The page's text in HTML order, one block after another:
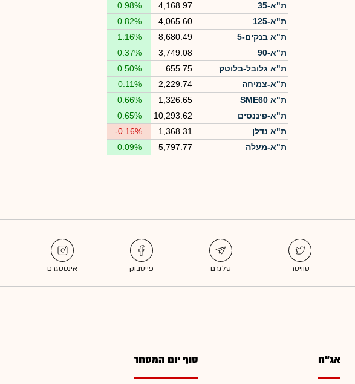
ת"א-35 4,168.97
0.98%
ת"א-125
4,065.60
0.82%
ת"א בנקים-5
8,680.49
1.16%
ת"א-90
3,749.08
0.37%
ת"א גלובל-בלוטק
655.75
0.50%
ת"א-צמיחה
2,229.74
0.11%
ת"א SME60
1,326.65
0.66%
ת"א-פיננסים
10,293.62
0.65%
ת"א נדלן
1,368.31
-0.16%
ת"א-מעלה
5,797.77
0.09%
אג"ח סוף יום המסחר